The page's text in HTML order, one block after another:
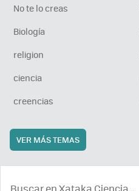
No te lo creas
Biología
religion
ciencia
creencias
VER MÁS TEMAS